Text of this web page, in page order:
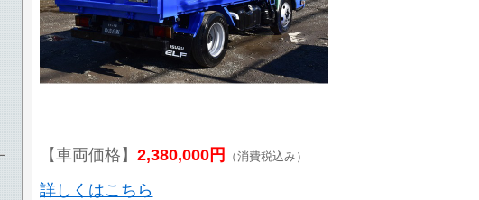
【車両価格】 2,380,000円 （消費税込み）
詳しくはこちら